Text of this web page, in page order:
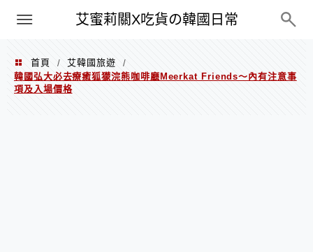
艾蜜莉關X吃貨の韓國日常
PXN
首頁 / 艾韓國旅遊
/
韓國弘大必去療癒狐獴浣熊咖啡廳Meerkat Friends～內有注意事
項及入場價格